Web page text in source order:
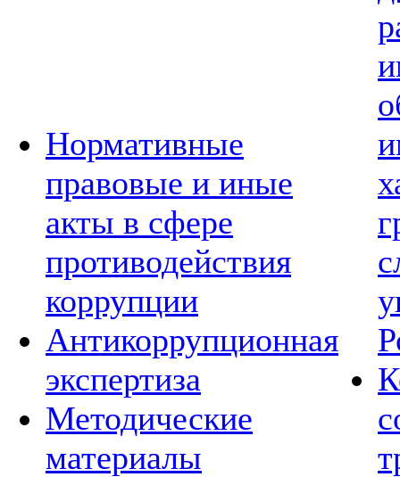
Нормативные
правовые и иные
акты в сфере
противодействия
коррупции
Антикоррупционная
экспертиза
Методические
материалы